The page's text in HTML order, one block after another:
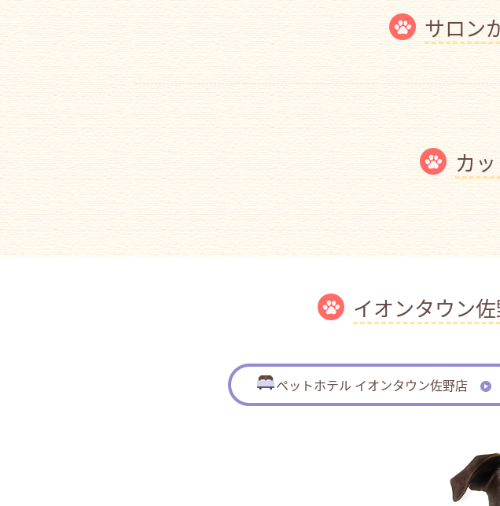
サロン
カ
イオンタウン
ペットホテル イオンタウン佐野店